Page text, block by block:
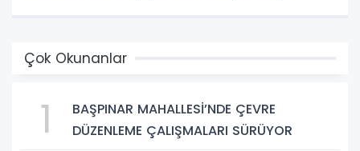
Çok Okunanlar
1
BAŞPINAR MAHALLESİ’NDE ÇEVRE
DÜZENLEME ÇALIŞMALARI SÜRÜYOR